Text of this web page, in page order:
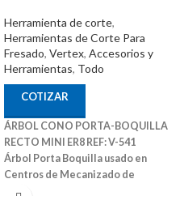
Herramienta de corte,
Herramientas de Corte Para
Fresado, Vertex, Accesorios y
Herramientas, Todo
COTIZAR
ÁRBOL CONO PORTA-BOQUILLA
RECTO MINI ER8 REF: V-541
Árbol Porta Boquilla usado en
Centros de Mecanizado de
Diferentes Marcas